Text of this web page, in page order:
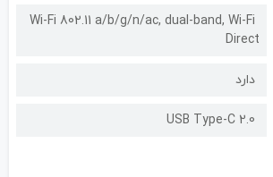
Wi-Fi 802.11 a/b/g/n/ac, dual-band, Wi-Fi
Direct
دارد
USB Type-C 2.0